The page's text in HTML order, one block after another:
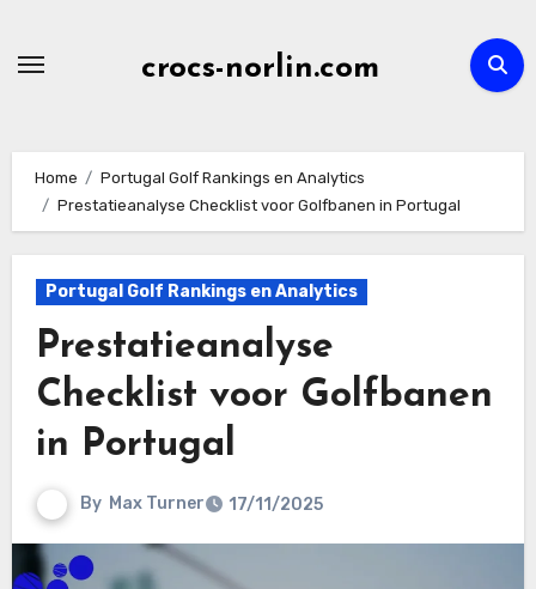
crocs-norlin.com
Home
Portugal Golf Rankings en Analytics
Prestatieanalyse Checklist voor Golfbanen in Portugal
Portugal Golf Rankings en Analytics
Prestatieanalyse
Checklist voor Golfbanen
in Portugal
By Max Turner 17/11/2025